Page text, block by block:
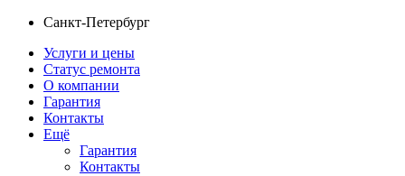
Санкт-Петербург
Услуги и цены
Статус ремонта
О компании
Гарантия
Контакты
Ещё
Гарантия
Контакты